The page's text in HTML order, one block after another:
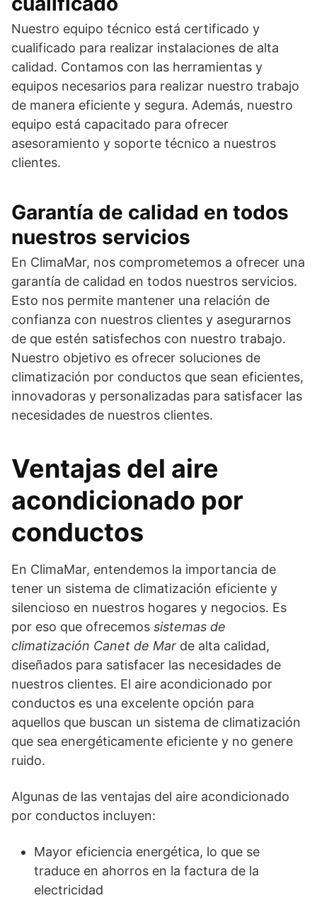
Nuestro equipo técnico está certificado y
cualificado para realizar instalaciones de alta
calidad. Contamos con las herramientas y
equipos necesarios para realizar nuestro trabajo
de manera eficiente y segura. Además, nuestro
equipo está capacitado para ofrecer
asesoramiento y soporte técnico a nuestros
clientes.
Garantía de calidad en todos
nuestros servicios
En ClimaMar, nos comprometemos a ofrecer una
garantía de calidad en todos nuestros servicios.
Esto nos permite mantener una relación de
confianza con nuestros clientes y asegurarnos
de que estén satisfechos con nuestro trabajo.
Nuestro objetivo es ofrecer soluciones de
climatización por conductos que sean eficientes,
innovadoras y personalizadas para satisfacer las
necesidades de nuestros clientes.
Ventajas del aire
acondicionado por
conductos
En ClimaMar, entendemos la importancia de
tener un sistema de climatización eficiente y
silencioso en nuestros hogares y negocios. Es
por eso que ofrecemos sistemas de
climatización Canet de Mar de alta calidad,
diseñados para satisfacer las necesidades de
nuestros clientes. El aire acondicionado por
conductos es una excelente opción para
aquellos que buscan un sistema de climatización
que sea energéticamente eficiente y no genere
ruido.
Algunas de las ventajas del aire acondicionado
por conductos incluyen:
Mayor eficiencia energética, lo que se
traduce en ahorros en la factura de la
electricidad